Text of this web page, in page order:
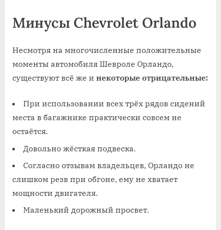
Минусы Chevrolet Orlando
Несмотря на многочисленные положительные
моменты автомобиля Шевроле Орландо,
существуют всё же и некоторые отрицательные:
При использовании всех трёх рядов сидений
места в багажнике практически совсем не
остаётся.
Довольно жёсткая подвеска.
Согласно отзывам владельцев, Орландо не
слишком резв при обгоне, ему не хватает
мощности двигателя.
Маленький дорожный просвет.